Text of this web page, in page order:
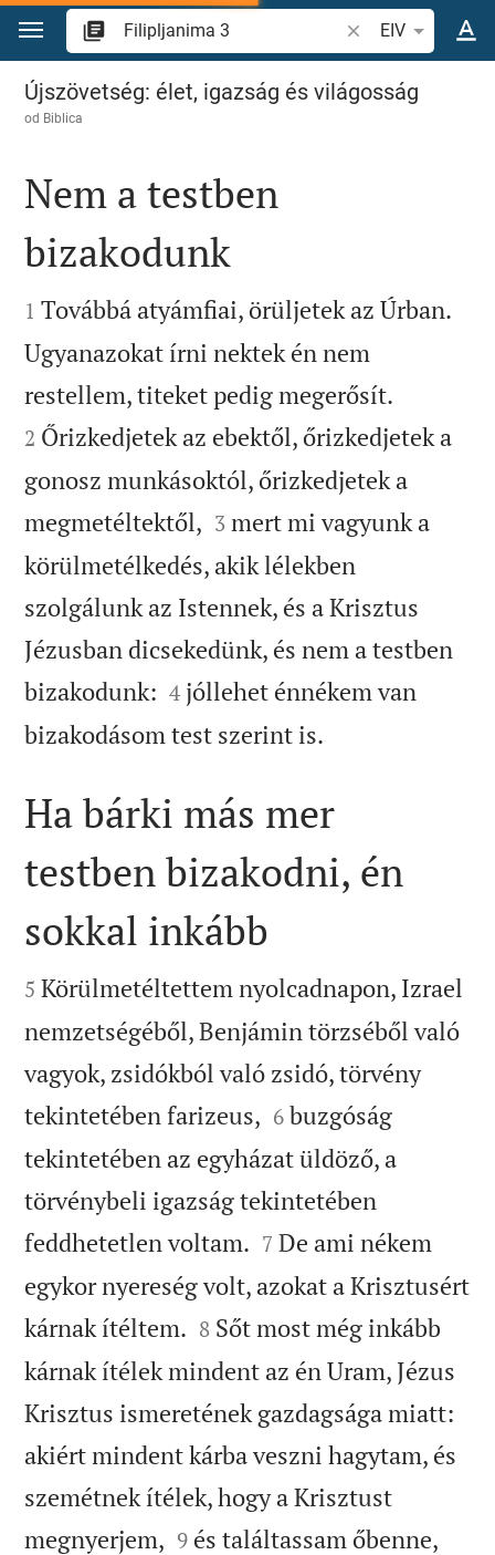
Skoči na sadržaj
Pretraži biblijski
EIV
Filipljanima 3
Újszövetség: élet, igazság és világosság
od Biblica

Nem a testben
bizakodunk

1 Továbbá atyámfiai, örüljetek az Úrban.
Ugyanazokat írni nektek én nem
restellem, titeket pedig megerősít.
2 Őrizkedjetek az ebektől, őrizkedjetek a
gonosz munkásoktól, őrizkedjetek a
megmetéltektől, 

3 mert mi vagyunk a
körülmetélkedés, akik lélekben
szolgálunk az Istennek, és a Krisztus
Jézusban dicsekedünk, és nem a testben
bizakodunk: 

4 jóllehet énnékem van
bizakodásom test szerint is.

Ha bárki más mer
testben bizakodni, én
sokkal inkább

5 Körülmetéltettem nyolcadnapon, Izrael
nemzetségéből, Benjámin törzséből való
vagyok, zsidókból való zsidó, törvény
tekintetében farizeus, 

6 buzgóság
tekintetében az egyházat üldöző, a
törvénybeli igazság tekintetében
feddhetetlen voltam. 

7 De ami nékem
egykor nyereség volt, azokat a Krisztusért
kárnak ítéltem. 

8 Sőt most még inkább
kárnak ítélek mindent az én Uram, Jézus
Krisztus ismeretének gazdagsága miatt:
akiért mindent kárba veszni hagytam, és
szemétnek ítélek, hogy a Krisztust
megnyerjem, 

9 és találtassam őbenne,